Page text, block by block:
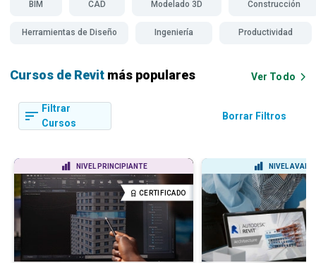
BIM CAD Modelado 3D Construcción
Herramientas de Diseño Ingeniería Productividad
Cursos de Revit más populares Ver Todo
Filtrar
Cursos
Borrar Filtros
NIVEL PRINCIPIANTE
CERTIFICADO
NIVEL